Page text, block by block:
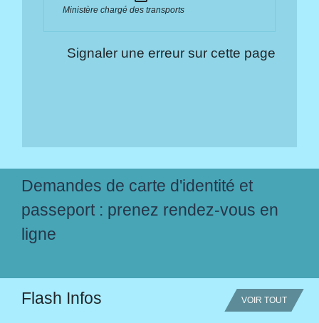
Ministère chargé des transports
Signaler une erreur sur cette page
Demandes de carte d'identité et
passeport : prenez rendez-vous en
ligne
Flash Infos VOIR TOUT